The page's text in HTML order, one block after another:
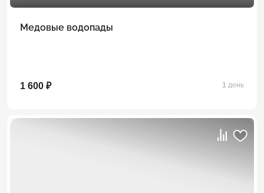
Медовые водопады
1 600 ₽ 1 день